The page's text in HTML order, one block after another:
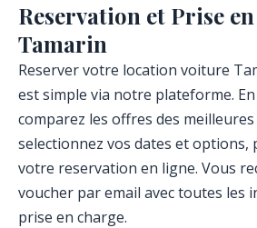
Reservation et Prise
Tamarin
Reserver votre location voiture
est simple via notre plateforme. En
comparez les offres des
selectionnez vos dates et options,
votre reservation en ligne. Vous
voucher par email avec toutes les
prise en charge.